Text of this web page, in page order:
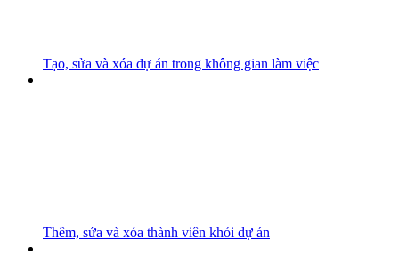
Tạo, sửa và xóa dự án trong không gian làm việc
Thêm, sửa và xóa thành viên khỏi dự án